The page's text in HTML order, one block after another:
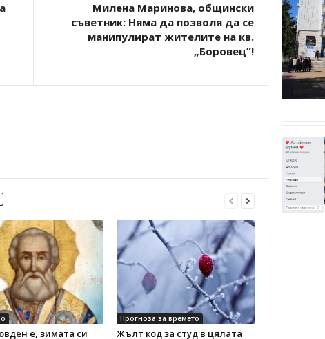
Милена Маринова, общински
съветник: Няма да позволя да се
манипулират жителите на кв.
„Боровец”!
е, зимата си
Прогноза за времето
Жълт код за студ в цялата